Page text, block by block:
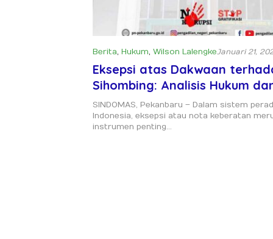
Berita, Hukum, Wilson LalengkeJanuari 21,
Eksepsi atas Dakwaan
Sihombing: Analisis Hukum
Permohonan Pembatalan
SINDOMAS, Pekanbaru – Dalam sistem
Indonesia, eksepsi atau nota keberatan
instrumen penting…